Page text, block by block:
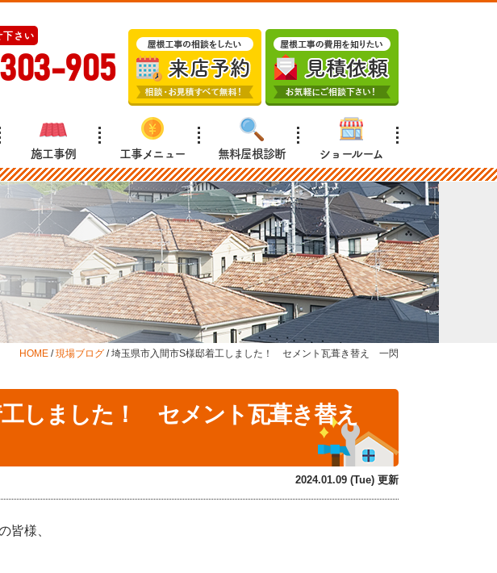
下さい
905
施工事例 工事メニュー 無料屋根診断 ショールーム
HOME /現場ブログ /埼玉県市入間市S様邸着工しました！ セメント瓦葺き替え 一閃
工しました！ セメント瓦葺き替え
2024.01.09 (Tue) 更新
皆様、